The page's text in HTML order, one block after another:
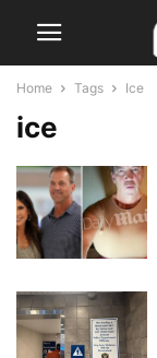
Home Tags Ice
ice